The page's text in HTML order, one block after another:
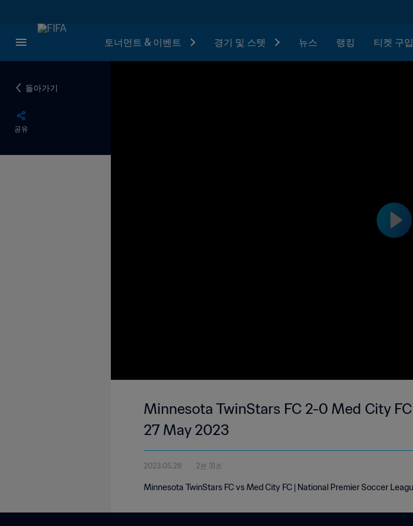
토너먼트 & 이벤트 경기 및 스텟 뉴스 랭킹 티켓 구입
돌아가기
공유
Minnesota TwinStars FC 2-0 Med City
27 May 2023
2023.05.28 2분 31초
Minnesota TwinStars FC vs Med City FC | National Premier Soccer